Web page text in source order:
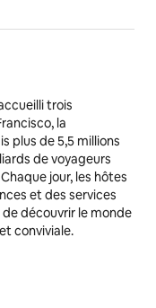
trois
la
plus de 5,5 millions
de voyageurs
jour, les hôtes
et des services
découvrir le monde
conviviale.